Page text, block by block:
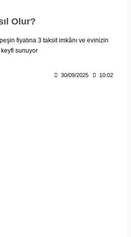
Olur?
fiyatına 3 taksit imkânı ve evinizin
keyfi sunuyor
30/09/2025 10:02